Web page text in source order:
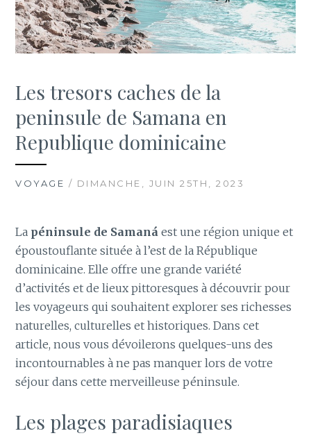
Les tresors caches de la
peninsule de Samana en
Republique dominicaine
VOYAGE / DIMANCHE, JUIN 25TH, 2023
La péninsule de Samaná est une région unique et
époustouflante située à l’est de la République
dominicaine. Elle offre une grande variété
d’activités et de lieux pittoresques à découvrir pour
les voyageurs qui souhaitent explorer ses richesses
naturelles, culturelles et historiques. Dans cet
article, nous vous dévoilerons quelques-uns des
incontournables à ne pas manquer lors de votre
séjour dans cette merveilleuse péninsule.
Les plages paradisiaques